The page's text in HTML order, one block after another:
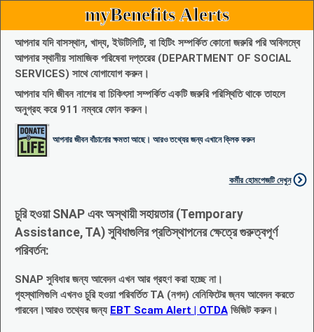
myBenefits Alerts
আপনার যদি বাসস্থান, খাদ্য, ইউটিলিটি, বা হিটিং সম্পর্কিত কোনো জরুরি পরি অবিলম্বে
আপনার স্থানীয় সামাজিক পরিষেবা দপ্তরের (DEPARTMENT OF SOCIAL
SERVICES) সাথে যোগাযোগ করুন।
আপনার যদি জীবন নাশের বা চিকিৎসা সম্পর্কিত একটি জরুরি পরিস্থিতি থাকে তাহলে
অনুগ্রহ করে 911 নম্বরে ফোন করুন।
আপনার জীবন বাঁচানোর ক্ষমতা আছে। আরও তথ্যের জন্য এখানে ক্লিক করুন
কর্মীর হোমপেজটি দেখুন
চুরি হওয়া SNAP এবং অস্থায়ী সহায়তার (Temporary
Assistance, TA) সুবিধাগুলির প্রতিস্থাপনের ক্ষেত্রে গুরুত্বপূর্ণ
পরিবর্তন:
SNAP সুবিধার জন্য আবেদন এখন আর গ্রহণ করা হচ্ছে না।
গৃহস্থালিগুলি এখনও চুরি হওয়া পরিবর্তিত TA (নগদ) বেনিফিটের জ্নয আবেদন করতে
পারবেন।আরও তথ্যের জন্য EBT Scam Alert | OTDA ভিজিট করুন।